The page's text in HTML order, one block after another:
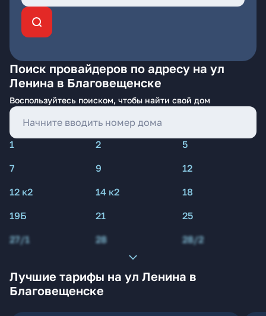
Поиск провайдеров по адресу на ул
Ленина в Благовещенске
Воспользуйтесь поиском, чтобы найти свой дом
1 2
5
7
9
12
12 к2
14 к2
18
19Б
21
25
27/1
28 28/2
Лучшие тарифы на ул Ленина в
Благовещенске